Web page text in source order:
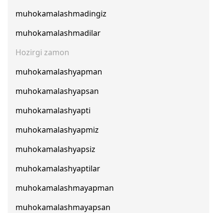
muhokamalashmadingiz
muhokamalashmadilar
Hozirgi zamon
muhokamalashyapman
muhokamalashyapsan
muhokamalashyapti
muhokamalashyapmiz
muhokamalashyapsiz
muhokamalashyaptilar
muhokamalashmayapman
muhokamalashmayapsan